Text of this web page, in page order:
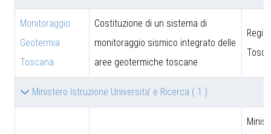
Monitoraggio
Geotermia
Toscana
Costituzione di un sistema di
monitoraggio sismico integrato delle
aree geotermiche toscane
Ministero Istruzione Universita' e Ricerca ( 1 )